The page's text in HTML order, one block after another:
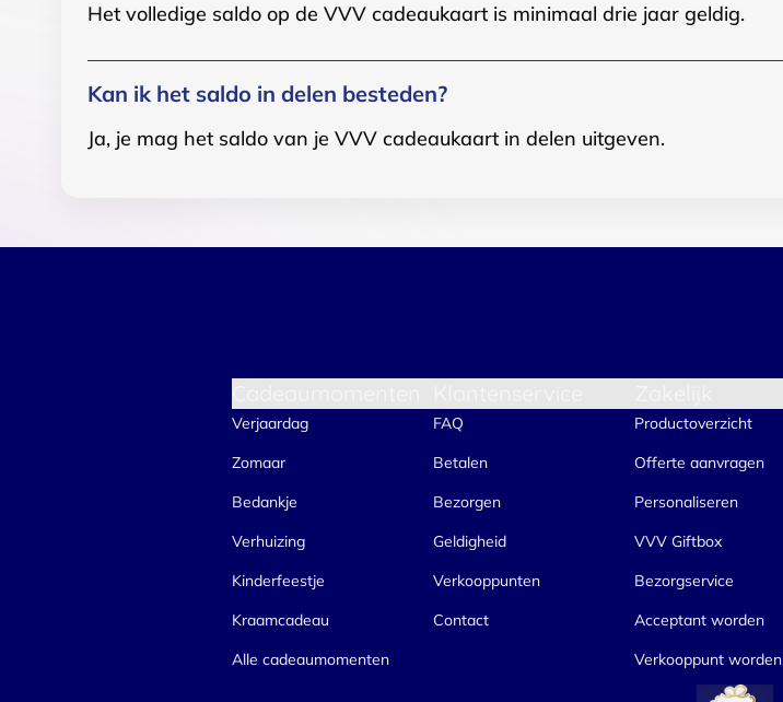
Het volledige saldo op de VVV cadeaukaart is minimaal drie jaar geldig.
Kan ik het saldo in delen besteden?
Ja, je mag het saldo van je VVV cadeaukaart in delen uitgeven.
Verjaardag
Zomaar
Bedankje
Verhuizing
Kinderfeestje
Kraamcadeau
Alle cadeaumomenten
FAQ
Betalen
Bezorgen
Geldigheid
Verkooppunten
Contact
Productoverzicht
Offerte aanvragen
Personaliseren
VVV Giftbox
Bezorgservice
Acceptant worden
Verkooppunt worden